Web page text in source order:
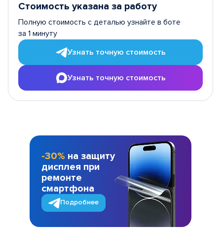
Стоимость указана за работу
Полную стоимость с деталью узнайте в боте
за 1 минуту
Узнать точную стоимость
Узнать точную стоимость
-30% на защиту
дисплея при
ремонте
смартфона
Подробнее